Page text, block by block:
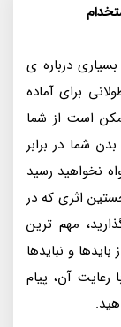
درباره‌ ى
براى آماده
است از شما
شما در برابر
نخواهيد رسيد
اثری که در
مهم ترين
و نبايدها
رعايت آن، پيام